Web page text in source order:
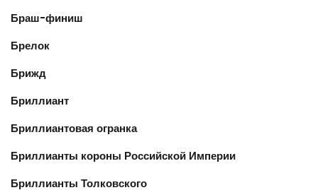
Браш-финиш
Брелок
Брижд
Бриллиант
Бриллиантовая огранка
Бриллианты короны Российской Империи
Бриллианты Толковского